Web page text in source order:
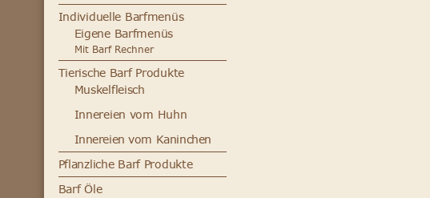
Individuelle Barfmenüs
Eigene Barfmenüs
Mit Barf Rechner
Tierische Barf Produkte
Muskelfleisch
Innereien vom Huhn
Innereien vom Kaninchen
Pflanzliche Barf Produkte
Barf Öle